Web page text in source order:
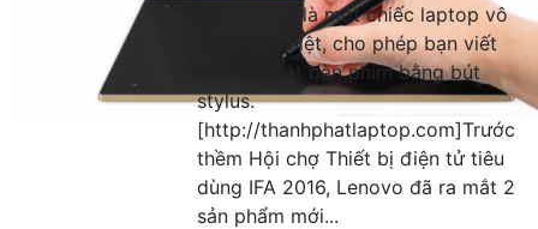
Yoga Book là một chiếc laptop vô
cùng đặc biệt, cho phép bạn viết
trên bề mặt bàn phím bằng bút
stylus.
[http://thanhphatlaptop.com]Trước
thềm Hội chợ Thiết bị điện tử tiêu
dùng IFA 2016, Lenovo đã ra mắt 2
sản phẩm mới...